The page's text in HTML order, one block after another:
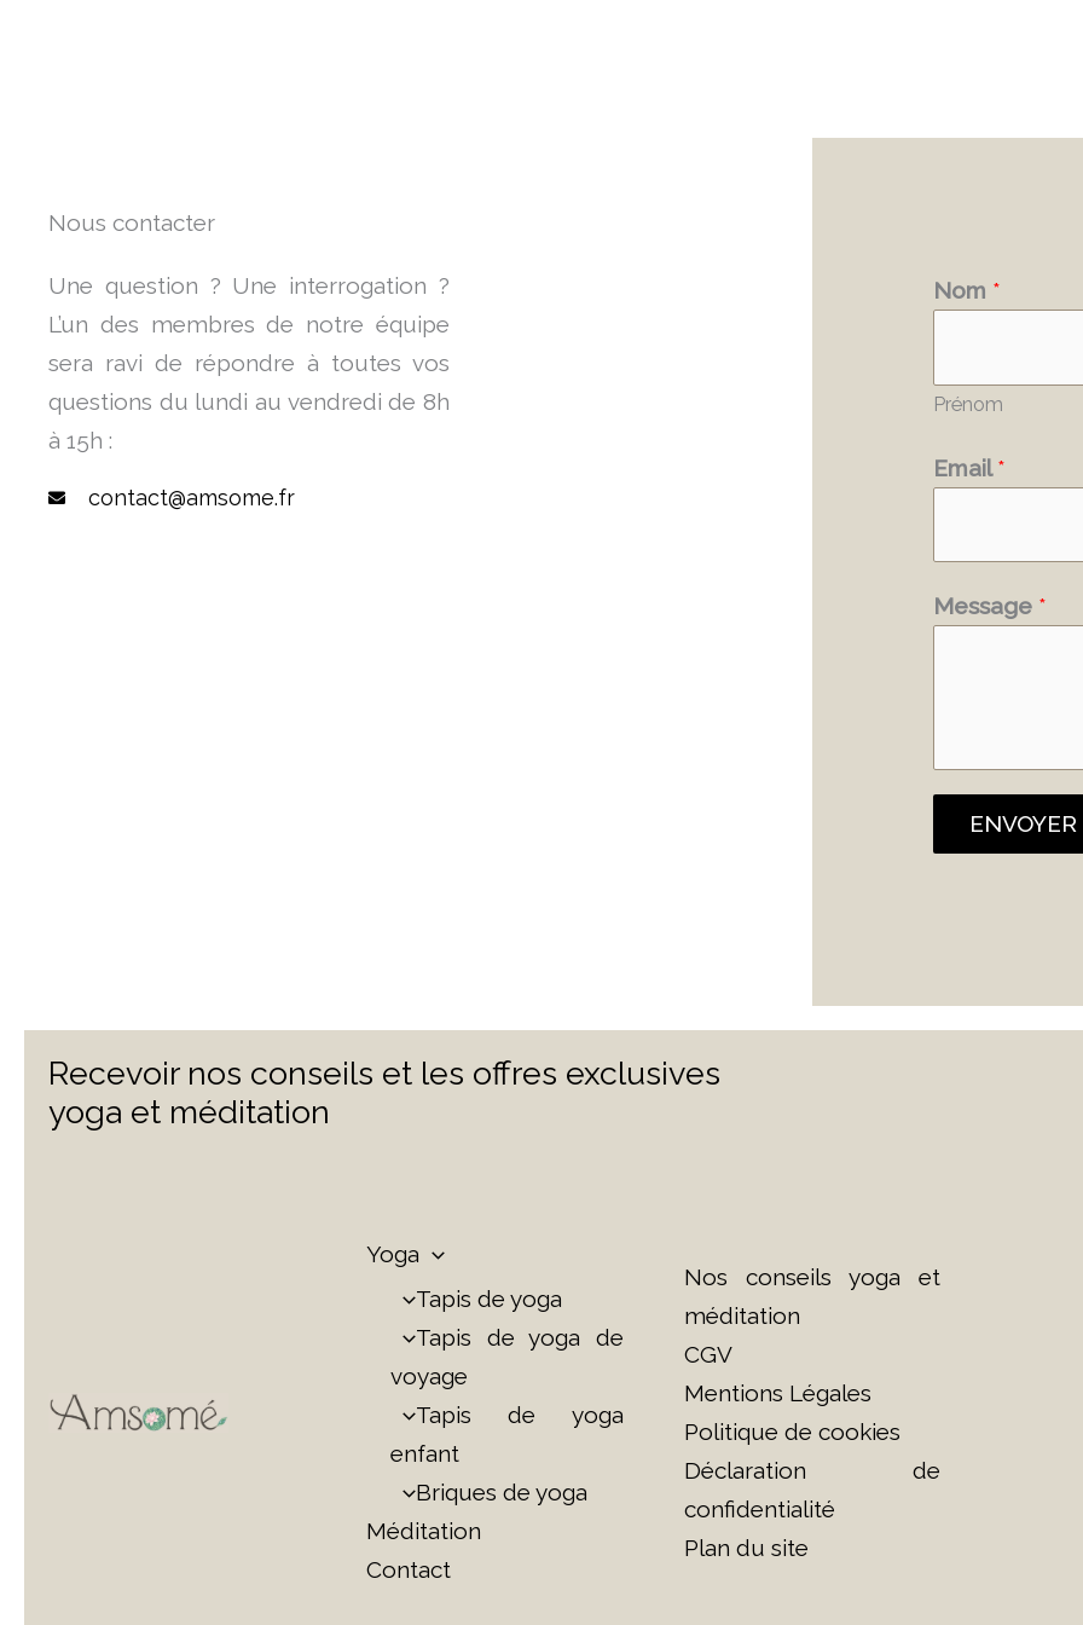
Nous contacter
Une question ? Une interrogation ?
L’un des membres de notre équipe
sera ravi de répondre à toutes vos
questions du lundi au vendredi de 8h
à 15h :
contact@amsome.fr
Nom *
Prénom
Email*
Message *
ENVOYER
Recevoir nos conseils et les offres exclusives
yoga et méditation
Yoga
Tapis de yoga
Tapis de yoga de
voyage
Tapis de yoga
enfant
Briques de yoga
Méditation
Contact
Nos conseils yoga et
méditation
CGV
Mentions Légales
Politique de cookies
Déclaration de
confidentialité
Plan du site